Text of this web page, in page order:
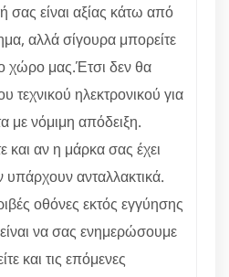
είναι αξίας κάτω από
αλλά σίγουρα μπορείτε
χώρο μας.Έτσι δεν θα
τεχνικού ηλεκτρονικού για
με νόμιμη απόδειξη.
και αν η μάρκα σας έχει
ανταλλακτικά.
οθόνες εκτός εγγύησης
να σας ενημερώσουμε
και τις επόμενες